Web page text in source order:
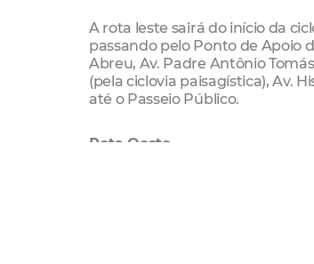
A rota leste sairá do início da
passando pelo Ponto de Apoio
Abreu, Av. Padre Antônio
(pela ciclovia paisagística), Av.
até o Passeio Público.
Rota Oeste